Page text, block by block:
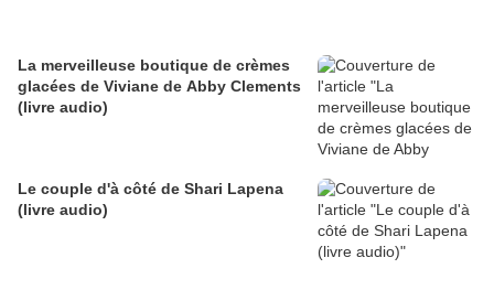
La merveilleuse boutique de crèmes
glacées de Viviane de Abby Clements
(livre audio)
Le couple d'à côté de Shari Lapena
(livre audio)